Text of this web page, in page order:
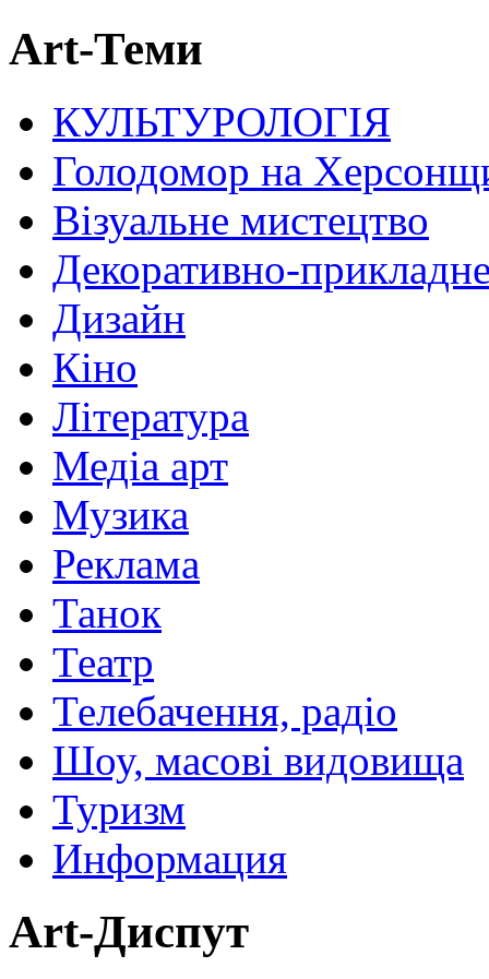
Art-Теми
КУЛЬТУРОЛОГІЯ
Голодомор на
Візуальне мистецтво
Декоративно-
Дизайн
Кіно
Література
Медіа арт
Музика
Реклама
Танок
Театр
Телебачення, радіо
Шоу, масові видовища
Туризм
Информация
Art-Диспут